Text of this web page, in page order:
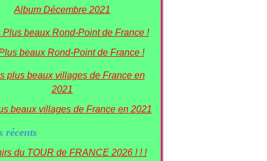
Album Décembre 2021
beaux Rond-Point de France !
beaux villages de France en 2021
récents
du TOUR de FRANCE 2026 ! ! !